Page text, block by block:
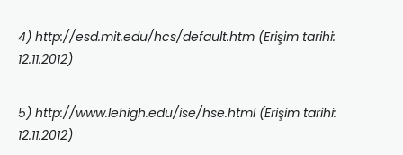
4) http://esd.mit.edu/hcs/default.htm (Erişim tarihi:
12.11.2012)
5) http://www.lehigh.edu/ise/hse.html (Erişim tarihi:
12.11.2012)